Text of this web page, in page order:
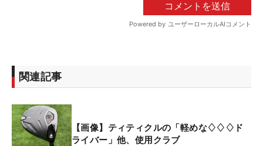
関連記事
【画像】ティティクルの「軽めな♢♢♢ド
ライバー」他、使用クラブ